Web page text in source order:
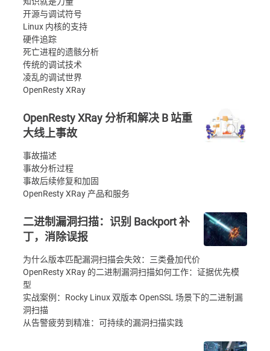
开源与调试符号
Linux 内核的支持
硬件追踪
死亡进程的遗骸分析
传统的调试技术
凌乱的调试世界
OpenResty XRay
OpenResty XRay 分析和解决 B 站重
大线上事故
事故描述
事故分析过程
事故后续修复和加固
OpenResty XRay 产品和服务
二进制漏洞扫描：识别 Backport 补
丁，消除误报
为什么版本匹配漏洞扫描会失效：三类叠加代价
OpenResty XRay 的二进制漏洞扫描如何工作：证据优先模
型
实战案例：Rocky Linux 双版本 OpenSSL 场景下的二进制漏
洞扫描
从告警疲劳到精准：可持续的漏洞扫描实践